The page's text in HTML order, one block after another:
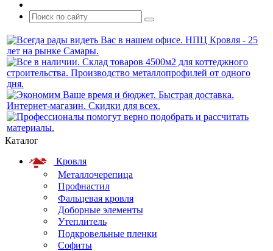
Каталог
Кровля
Металлочерепица
Профнастил
Фальцевая кровля
Доборные элементы
Утеплитель
Подкровельные пленки
Софиты